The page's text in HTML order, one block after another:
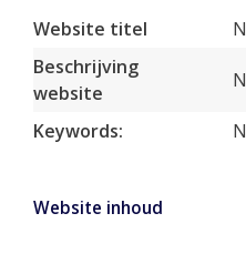
Website titel
Beschrijving
website
Keywords:
Website inhoud